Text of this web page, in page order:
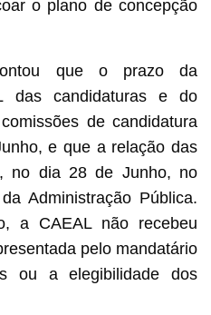
o plano de concepção
que o prazo da
das candidaturas e do
de candidatura
e que a relação das
no dia 28 de Junho, no
Administração Pública.
a CAEAL não recebeu
pelo mandatário
ou a elegibilidade dos